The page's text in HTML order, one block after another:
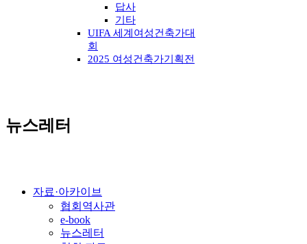
답사
기타
UIFA 세계여성건축가대
회
2025 여성건축가기획전
뉴스레터
자료·아카이브
협회역사관
e-book
뉴스레터